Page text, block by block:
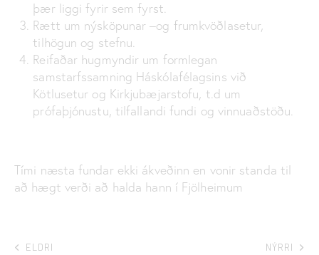
þær liggi fyrir sem fyrst.
Rætt um nýsköpunar –og frumkvöðlasetur,
tilhögun og stefnu.
Reifaðar hugmyndir um formlegan
samstarfssamning Háskólafélagsins við
Kötlusetur og Kirkjubæjarstofu, t.d um
prófaþjónustu, tilfallandi fundi og vinnuaðstöðu.
Tími næsta fundar ekki ákveðinn en vonir standa til
að hægt verði að halda hann í Fjölheimum
ELDRI NÝRRI